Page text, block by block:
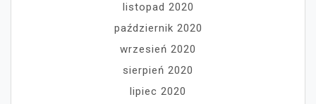
listopad 2020
październik 2020
wrzesień 2020
sierpień 2020
lipiec 2020